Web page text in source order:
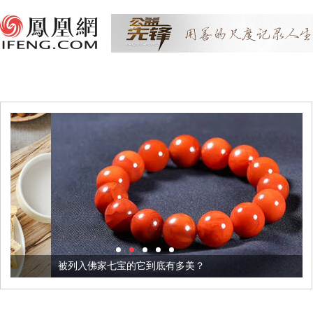
被列入佛家七宝的它到底有多美？